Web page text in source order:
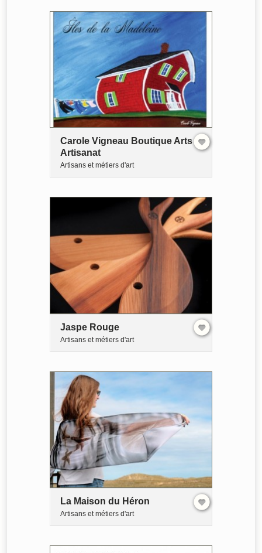
Carole Vigneau Boutique Arts &
Artisanat
Artisans et métiers d'art
Jaspe Rouge
Artisans et métiers d'art
La Maison du Héron
Artisans et métiers d'art